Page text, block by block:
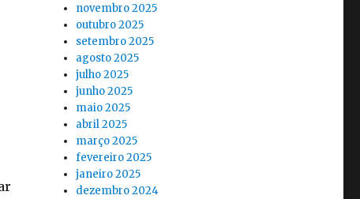
novembro 2025
outubro 2025
setembro 2025
agosto 2025
julho 2025
junho 2025
maio 2025
abril 2025
março 2025
fevereiro 2025
janeiro 2025
dezembro 2024